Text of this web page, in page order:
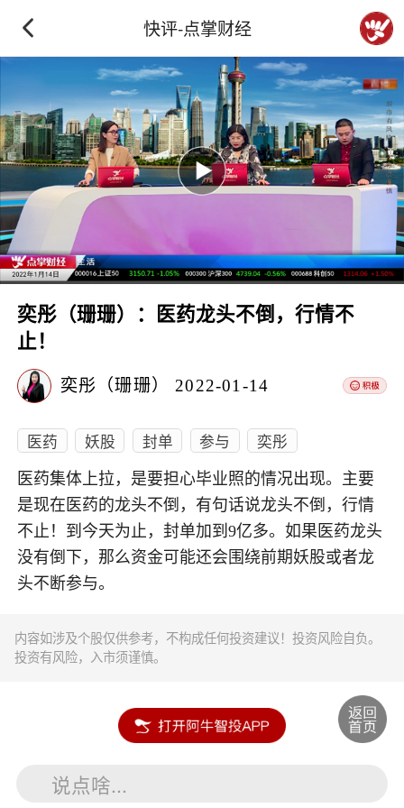
快评-点掌财经
奕彤（珊珊）：医药龙头不倒，行情不
止！
奕彤（珊珊） 2022-01-14
医药 妖股 封单 参与 奕彤
医药集体上拉，是要担心毕业照的情况出现。主要
是现在医药的龙头不倒，有句话说龙头不倒，行情
不止！到今天为止，封单加到9亿多。如果医药龙头
没有倒下，那么资金可能还会围绕前期妖股或者龙
头不断参与。
内容如涉及个股仅供参考，不构成任何投资建议！投资风险自负。
投资有风险，入市须谨慎。
说点啥...